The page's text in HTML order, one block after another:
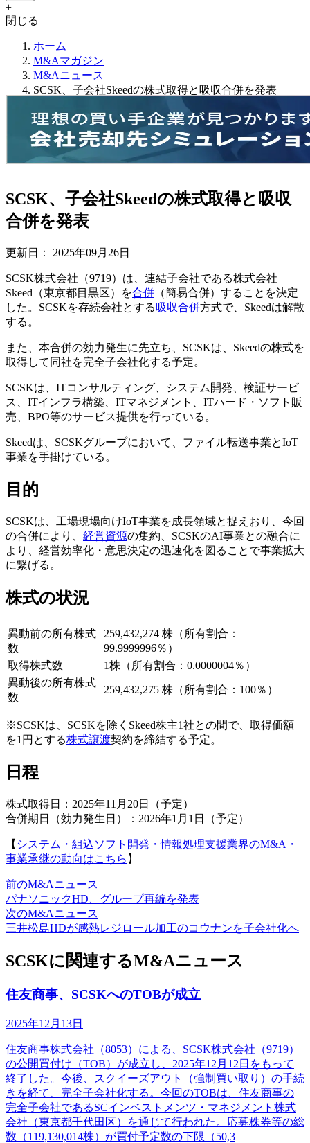
+
閉じる
ホーム
M&Aマガジン
M&Aニュース
SCSK、子会社Skeedの株式取得と吸収合併を発表
SCSK、子会社Skeedの株式取得と吸収
合併を発表
更新日： 2025年09月26日
SCSK株式会社（9719）は、連結子会社である株式会社
Skeed（東京都目黒区）を合併 （簡易合併）することを決定
した。SCSKを存続会社とする吸収合併方式で、Skeedは解散
する。
また、本合併の効力発生に先立ち、SCSKは、Skeedの株式を
取得して同社を完全子会社化する予定。
SCSKは、ITコンサルティング、システム開発、検証サービ
ス、ITインフラ構築、ITマネジメント、ITハード・ソフト販
売、BPO等のサービス提供を行っている。
Skeedは、SCSKグループにおいて、ファイル転送事業とIoT
事業を手掛けている。
目的
SCSKは、工場現場向けIoT事業を成長領域と捉えおり、今回
の合併により、 経営資源の集約、SCSKのAI事業との融合に
より、経営効率化・意思決定の迅速化を図ることで事業拡大
に繋げる。
株式の状況
異動前の所有株式
数
259,432,274 株（所有割合：
99.9999996％）
取得株式数
1株（所有割合：0.0000004％）
異動後の所有株式
数
259,432,275 株（所有割合：100％）
※SCSKは、SCSKを除くSkeed株主1社との間で、取得価額
を1円とする株式譲渡契約を締結する予定。
日程
株式取得日：2025年11月20日（予定）
合併期日（効力発生日）：2026年1月1日（予定）
【 システム・組込ソフト開発・情報処理支援業界のM&A・
事業承継の動向はこちら 】
前のM&Aニュース
パナソニックHD、グループ再編を発表
次のM&Aニュース
三井松島HDが感熱レジロール加工のコウナンを子会社化へ
SCSKに関連するM&Aニュース
住友商事、SCSKへのTOBが成立
2025年12月13日
住友商事株式会社（8053）による、SCSK株式会社（9719）
の公開買付け（TOB）が成立し、2025年12月12日をもって
終了した。今後、スクイーズアウト（強制買い取り）の手続
きを経て、完全子会社化する。今回のTOBは、住友商事の
完全子会社であるSCインベストメンツ・マネジメント株式
会社（東京都千代田区）を通じて行われた。応募株券等の総
数（119,130,014株）が買付予定数の下限（50,3